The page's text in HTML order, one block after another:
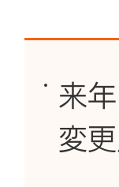
来
変